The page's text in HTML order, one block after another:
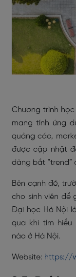
Chương trình
mang tính ứng
quảng cáo,
được cập nhật
dàng bắt “trend”
Bên cạnh đó,
cho sinh viên để
Đại học Hà Nội
qua khi tìm hiểu
nào ở Hà Nội.
Website: https://